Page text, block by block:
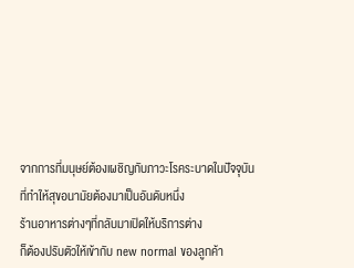
จากการที่มนุษย์ต้องเผชิญกับภาวะโรคระบาดในปัจจุบัน
ที่ทำให้สุขอนามัยต้องมาเป็นอันดับหนึ่ง
ร้านอาหารต่างๆที่กลับมาเปิดให้บริการต่าง
ก็ต้องปรับตัวให้เข้ากับ new normal ของลูกค้า